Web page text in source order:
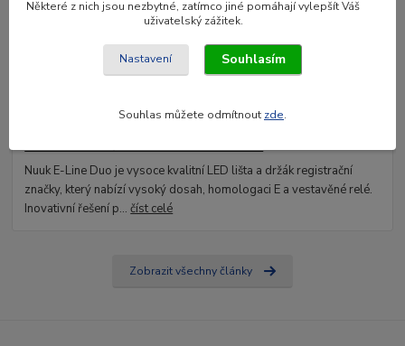
Revoluce v nočním řízení s Nuuk E-Line
Nuuk E-Line Duo je vysoce kvalitní LED lišta a držák registrační
značky, který nabízí vysoký dosah, homologaci E a vestavěné relé.
Inovativní řešení p...číst celé
Zobrazit všechny články
Některé z nich jsou nezbytné, zatímco jiné pomáhají vylepšít Váš
uživatelský zážitek.
Nastavení Souhlasím
Souhlas můžete odmítnout zde.